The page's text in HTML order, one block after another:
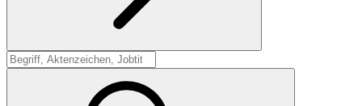
Suche